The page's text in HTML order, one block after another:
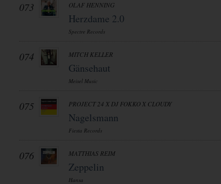
073 OLAF HENNING
Herzdame 2.0
Spectre Records
074 MITCH KELLER
Gänsehaut
Meisel Music
075 PROJECT 24 X DJ FOKKO X CLOUDY
Nagelsmann
Fiesta Records
076 MATTHIAS REIM
Zeppelin
Hansa